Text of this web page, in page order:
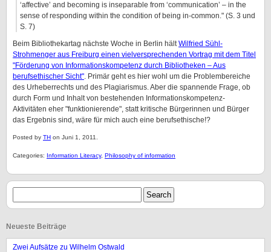
‘affective’ and becoming is inseparable from ‘communication’ – in the
sense of responding within the condition of being in-common." (S. 3 und
S. 7)
Beim Bibliothekartag nächste Woche in Berlin hältWilfried Sühl-
Strohmenger aus Freiburg einen vielversprechenden Vortrag mit dem Titel
"Förderung von Informationskompetenz durch Bibliotheken – Aus
berufsethischer Sicht". Primär geht es hier wohl um die Problembereiche
des Urheberrechts und des Plagiarismus. Aber die spannende Frage, ob
durch Form und Inhalt von bestehenden Informationskompetenz-
Aktivitäten eher "funktionierende", statt kritische Bürgerinnen und Bürger
das Ergebnis sind, wäre für mich auch eine berufsethische!?
Posted by TH on Juni 1, 2011.
Categories: Information Literacy, Philosophy of information
Neueste Beiträge
Zwei Aufsätze zu Wilhelm Ostwald